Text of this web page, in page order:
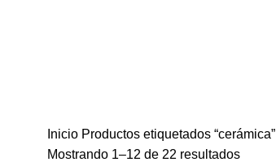
Inicio Productos etiquetados “cerámica”
Mostrando 1–12 de 22 resultados